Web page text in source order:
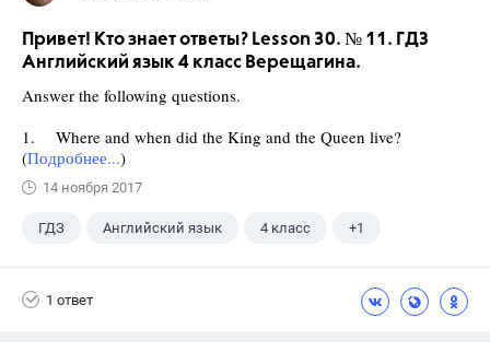
Привет! Кто знает ответы? Lesson 30. № 11. ГДЗ
Английский язык 4 класс Верещагина.
Answer the following questions.
1. Where and when did the King and the Queen live?
(Подробнее...)
14 ноября 2017
ГДЗ Английский язык 4 класс +1
1 ответ